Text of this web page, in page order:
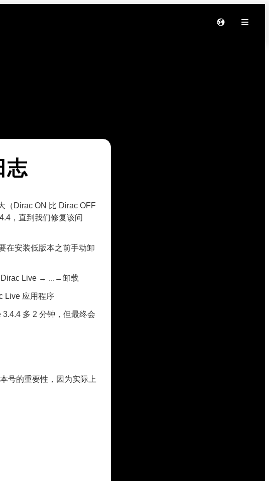
志
（Dirac ON 比 Dirac OFF
，直到我们修复该问
在安装低版本之前手动卸
Live → ...→卸载
Live 应用程序
多 2 分钟，但最终会
号的重要性，因为实际上